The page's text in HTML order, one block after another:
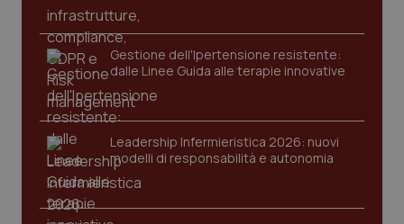
Gestione dell'Ipertensione resistente:
dalle Linee Guida alle terapie innovative
Leadership Infermieristica 2026: nuovi
modelli di responsabilità e autonomia
www.quotidianosanita.it